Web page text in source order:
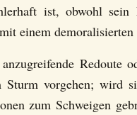
ist, obwohl
einem
Redoute
Sturm vorgehen; wird
zum Schweigen